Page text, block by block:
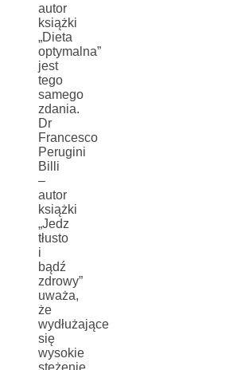
autor
książki
„Dieta
optymalna”
jest
tego
samego
zdania.
Dr
Francesco
Perugini
Billi
–
autor
książki
„Jedz
tłusto
i
bądź
zdrowy”
uważa,
że
wydłużające
się
wysokie
stężenie